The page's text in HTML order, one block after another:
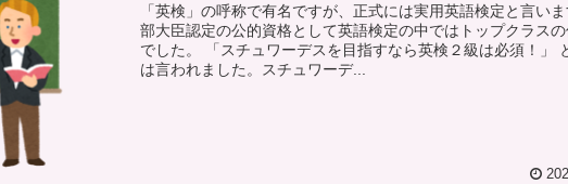
「英検」の呼称で有名ですが、正式には実用英語検定と言い
部大臣認定の公的資格として英語検定の中ではトップクラス
でした。 「スチュワーデスを目指すなら英検２級は必須！」
は言われました。スチュワーデ...